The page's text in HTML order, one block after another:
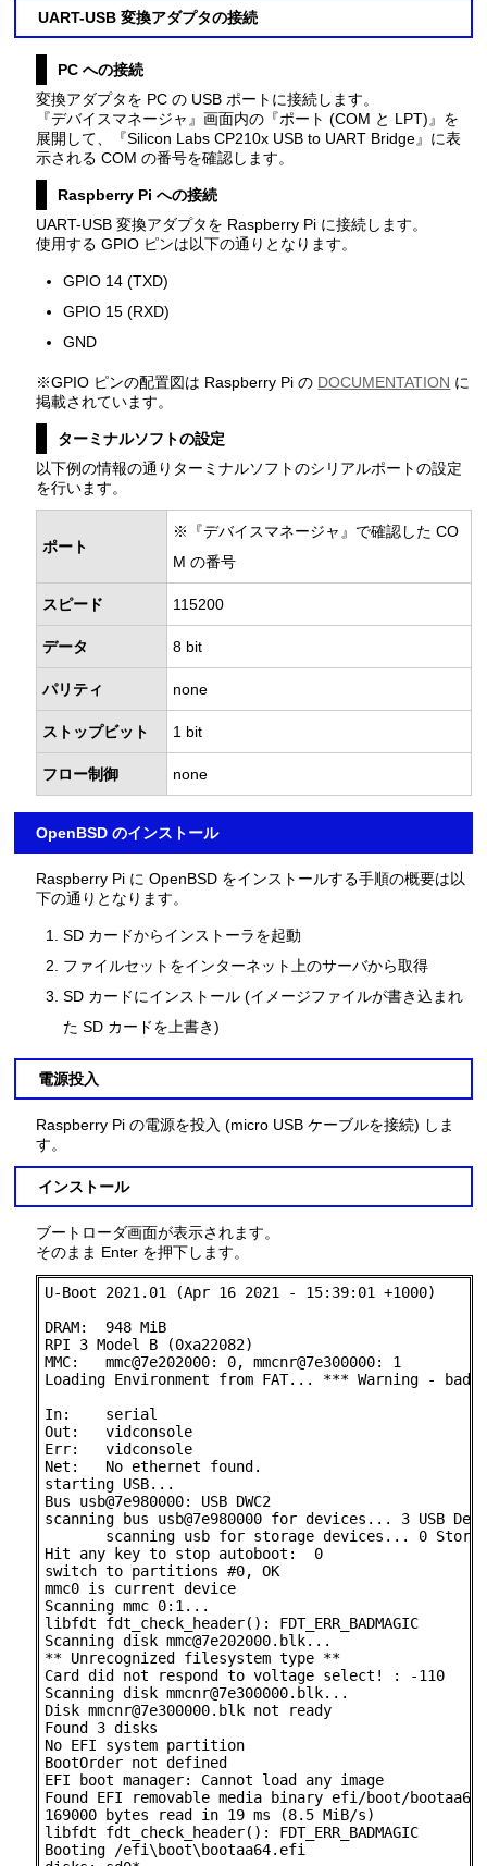
UART-USB 変換アダプタの接続
PC への接続
変換アダプタを PC の USB ポートに接続します。
『デバイスマネージャ』画面内の『ポート (COM と LPT)』を
展開して、『Silicon Labs CP210x USB to UART Bridge』に表
示される COM の番号を確認します。
Raspberry Pi への接続
UART-USB 変換アダプタを Raspberry Pi に接続します。
使用する GPIO ピンは以下の通りとなります。
GPIO 14 (TXD)
GPIO 15 (RXD)
GND
※GPIO ピンの配置図は Raspberry Pi の DOCUMENTATION に
掲載されています。
ターミナルソフトの設定
以下例の情報の通りターミナルソフトのシリアルポートの設定
を行います。
ポート
※『デバイスマネージャ』で確認した CO
M の番号
スピード 115200
データ 8 bit
パリティ none
ストップビット 1 bit
フロー制御 none
OpenBSD のインストール
Raspberry Pi に OpenBSD をインストールする手順の概要は以
下の通りとなります。
SD カードからインストーラを起動
ファイルセットをインターネット上のサーバから取得
SD カードにインストール (イメージファイルが書き込まれ
た SD カードを上書き)
電源投入
Raspberry Pi の電源を投入 (micro USB ケーブルを接続) しま
す。
インストール
ブートローダ画面が表示されます。
そのまま Enter を押下します。
U-Boot 2021.01 (Apr 16 2021 - 15:39:01 +1000)
DRAM:  948 MiB
RPI 3 Model B (0xa22082)
MMC:   mmc@7e202000: 0, mmcnr@7e300000: 1
Loading Environment from FAT... *** Warning - bad
In:    serial
Out:   vidconsole
Err:   vidconsole
Net:   No ethernet found.
starting USB...
Bus usb@7e980000: USB DWC2
scanning bus usb@7e980000 for devices... 3 USB
scanning usb for storage devices... 0
Hit any key to stop autoboot:  0
switch to partitions #0, OK
mmc0 is current device
Scanning mmc 0:1...
libfdt fdt_check_header(): FDT_ERR_BADMAGIC
Scanning disk mmc@7e202000.blk...
** Unrecognized filesystem type **
Card did not respond to voltage select! : -110
Scanning disk mmcnr@7e300000.blk...
Disk mmcnr@7e300000.blk not ready
Found 3 disks
No EFI system partition
BootOrder not defined
EFI boot manager: Cannot load any image
Found EFI removable media binary efi/boot/
169000 bytes read in 19 ms (8.5 MiB/s)
libfdt fdt_check_header(): FDT_ERR_BADMAGIC
Booting /efi\boot\bootaa64.efi